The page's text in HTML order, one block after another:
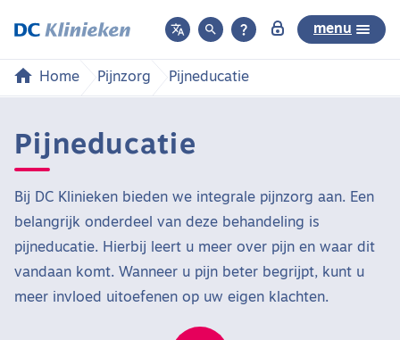
   menu
Home Pijnzorg Pijneducatie
Pijneducatie
Bij DC Klinieken bieden we integrale pijnzorg aan. Een
belangrijk onderdeel van deze behandeling is
pijneducatie. Hierbij leert u meer over pijn en waar dit
vandaan komt. Wanneer u pijn beter begrijpt, kunt u
meer invloed uitoefenen op uw eigen klachten.